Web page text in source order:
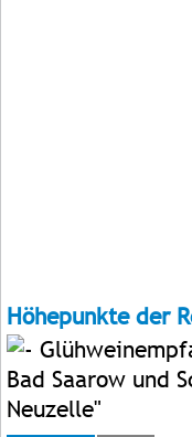
Höhepunkte der
Bad Saarow und
Neuzelle"